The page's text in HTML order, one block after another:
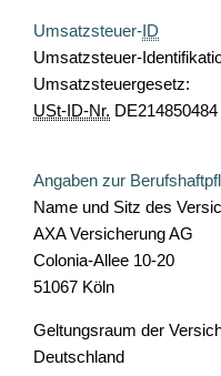
Umsatzsteuer- ID
Umsatzsteuer-
Umsatzsteuergesetz:
USt-ID-Nr. DE214850484
Angaben zur
Name und Sitz des
AXA Versicherung AG
Colonia-Allee 10-20
51067 Köln
Geltungsraum der
Deutschland